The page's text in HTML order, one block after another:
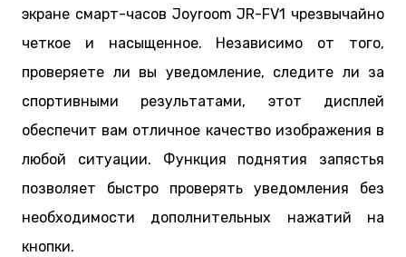
экране смарт-часов Joyroom JR-FV1 чрезвычайно
четкое и насыщенное. Независимо от того,
проверяете ли вы уведомление, следите ли за
спортивными результатами, этот дисплей
обеспечит вам отличное качество изображения в
любой ситуации. Функция поднятия запястья
позволяет быстро проверять уведомления без
необходимости дополнительных нажатий на
кнопки.